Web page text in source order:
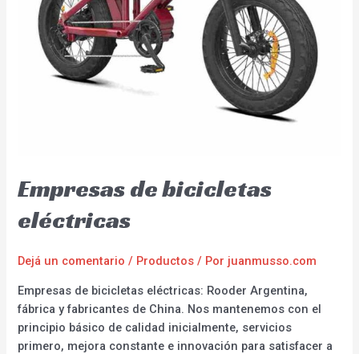
Empresas de bicicletas
eléctricas
Dejá un comentario / Productos / Por juanmusso.com
Empresas de bicicletas eléctricas: Rooder Argentina,
fábrica y fabricantes de China. Nos mantenemos con el
principio básico de calidad inicialmente, servicios
primero, mejora constante e innovación para satisfacer a